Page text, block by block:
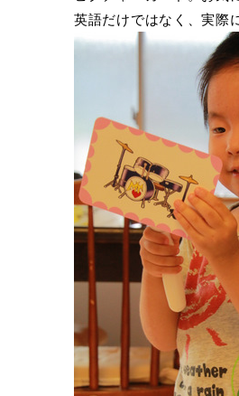
英語だけではなく、実際